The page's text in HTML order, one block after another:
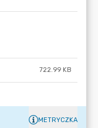
722.99 KB
METRYCZKA